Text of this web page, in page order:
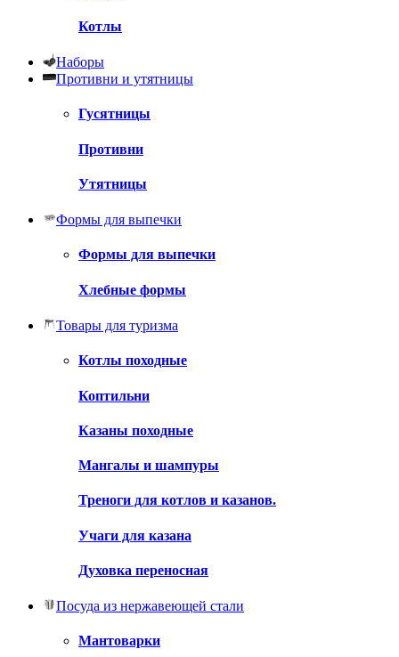
Котлы
Наборы
Противни и утятницы
Гусятницы
Противни
Утятницы
Формы для выпечки
Формы для выпечки
Хлебные формы
Товары для туризма
Котлы походные
Коптильни
Казаны походные
Мангалы и шампуры
Треноги для котлов и казанов.
Учаги для казана
Духовка переносная
Посуда из нержавеющей стали
Мантоварки